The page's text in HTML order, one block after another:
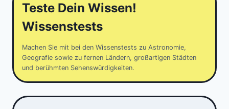
Teste Dein Wissen!
Wissenstests
Machen Sie mit bei den Wissenstests zu Astronomie,
Geografie sowie zu fernen Ländern, großartigen Städten
und berühmten Sehenswürdigkeiten.